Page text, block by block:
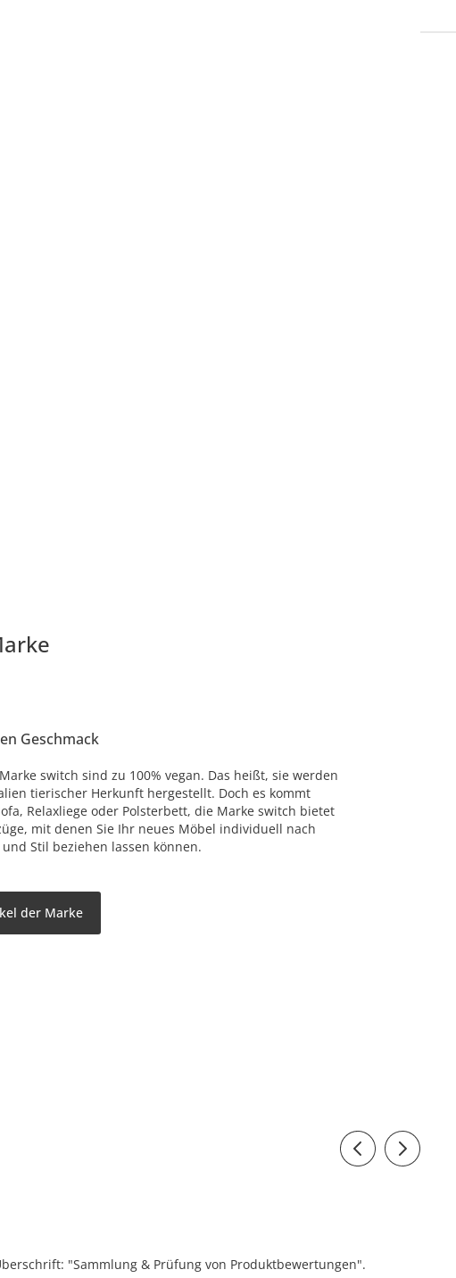
Geschmack
switch sind zu 100% vegan. Das heißt, sie werden
tierischer Herkunft hergestellt. Doch es kommt
Relaxliege oder Polsterbett, die Marke switch bietet
mit denen Sie Ihr neues Möbel individuell nach
Stil beziehen lassen können.
der Marke
"Sammlung & Prüfung von Produktbewertungen".